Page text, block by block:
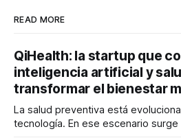
READ MORE
QiHealth: la startup que
inteligencia artificial y
transformar el bienestar
La salud preventiva está
tecnología. En ese escenario surge